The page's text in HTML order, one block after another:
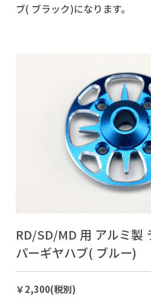
ブ( ブラック)になります。
RD/SD/MD 用 アルミ製
パーギヤハブ( ブルー)
￥2,300(税別)